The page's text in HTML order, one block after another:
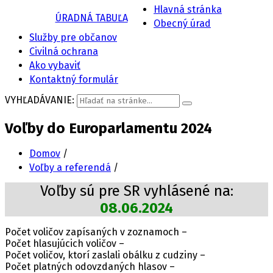
ÚRADNÁ TABUĽA
Hlavná stránka
Obecný úrad
Služby pre občanov
Civilná ochrana
Ako vybaviť
Kontaktný formulár
VYHĽADÁVANIE:
Voľby do Europarlamentu 2024
Domov /
Voľby a referendá /
Voľby sú pre SR vyhlásené na:
08.06.2024
Počet voličov zapísaných v zoznamoch –
Počet hlasujúcich voličov –
Počet voličov, ktorí zaslali obálku z cudziny –
Počet platných odovzdaných hlasov –